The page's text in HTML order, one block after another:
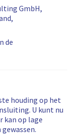
GmbH,
de
houding op het
U kunt nu
kan op lage